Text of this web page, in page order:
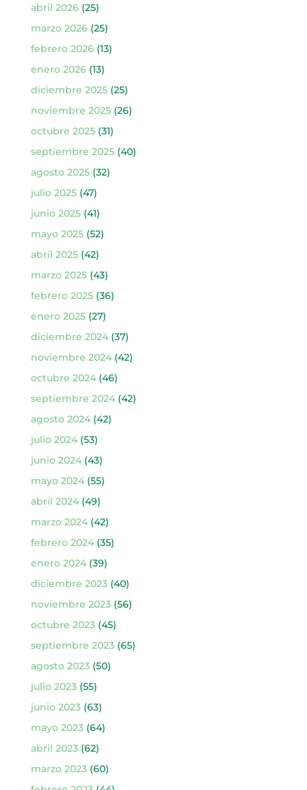
abril 2026(25)
marzo 2026(25)
febrero 2026(13)
enero 2026(13)
diciembre 2025(25)
noviembre 2025(26)
octubre 2025(31)
septiembre 2025(40)
agosto 2025(32)
julio 2025(47)
junio 2025(41)
mayo 2025(52)
abril 2025(42)
marzo 2025(43)
febrero 2025(36)
enero 2025(27)
diciembre 2024(37)
noviembre 2024(42)
octubre 2024(46)
septiembre 2024(42)
agosto 2024(42)
julio 2024(53)
junio 2024(43)
mayo 2024(55)
abril 2024(49)
marzo 2024(42)
febrero 2024(35)
enero 2024(39)
diciembre 2023(40)
noviembre 2023(56)
octubre 2023(45)
septiembre 2023(65)
agosto 2023(50)
julio 2023(55)
junio 2023(63)
mayo 2023(64)
abril 2023(62)
marzo 2023(60)